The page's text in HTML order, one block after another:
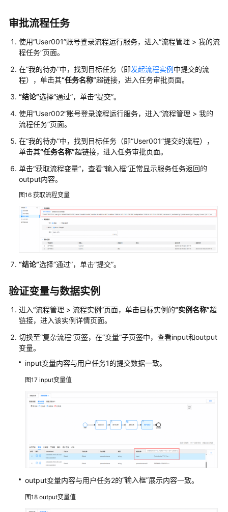
审批流程任务
使用“User001”账号登录流程运行服务，进入“流程管理 > 我的流
程任务”页面。
在“我的待办”中，找到目标任务（即发起流程实例 中提交的流
程），单击其“任务名称”超链接，进入任务审批页面。
“结论”选择“通过”，单击“提交”。
使用“User002”账号登录流程运行服务，进入“流程管理 > 我的
流程任务”页面。
在“我的待办”中，找到目标任务（即“User001”提交的流程），
单击其“任务名称”超链接，进入任务审批页面。
单击“获取流程变量”，查看“输入框”正常显示服务任务返回的
output内容。
图16 获取流程变量
“结论”选择“通过”，单击“提交”。
验证变量与数据实例
进入“流程管理 > 流程实例”页面，单击目标实例的“实例名称”超
链接，进入该实例详情页面。
切换至“复杂流程”页签，在“变量”子页签中，查看input和output
变量。
input变量内容与用户任务1的提交数据一致。
图17 input变量值
output变量内容与用户任务2的“输入框”展示内容一致。
图18 output变量值